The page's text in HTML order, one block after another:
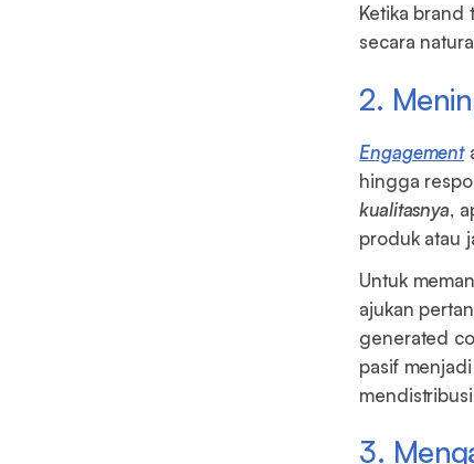
Ketika brand
secara
2.
Engagement
hingga
kualitasnya,
produk atau
Untuk
ajukan
generated
pasif
3.